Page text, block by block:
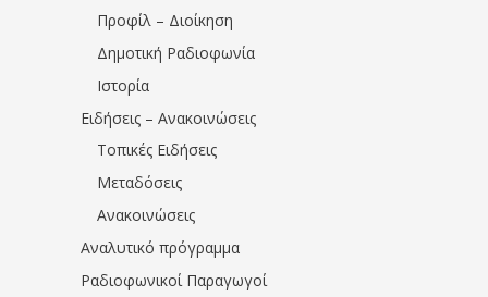
Προφίλ – Διοίκηση
Δημοτική Ραδιοφωνία
Ιστορία
Ειδήσεις – Ανακοινώσεις
Τοπικές Ειδήσεις
Μεταδόσεις
Ανακοινώσεις
Αναλυτικό πρόγραμμα
Ραδιοφωνικοί Παραγωγοί